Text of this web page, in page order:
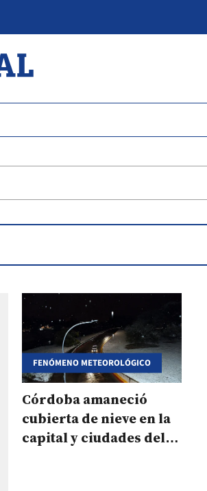
FENÓMENO METEOROLÓGICO
Córdoba amaneció
cubierta de nieve en la
capital y ciudades del